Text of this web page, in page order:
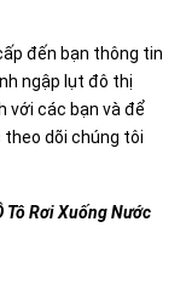
đến bạn thông tin
ngập lụt đô thị
với các bạn và để
dõi chúng tôi
Tô Rơi Xuống Nước